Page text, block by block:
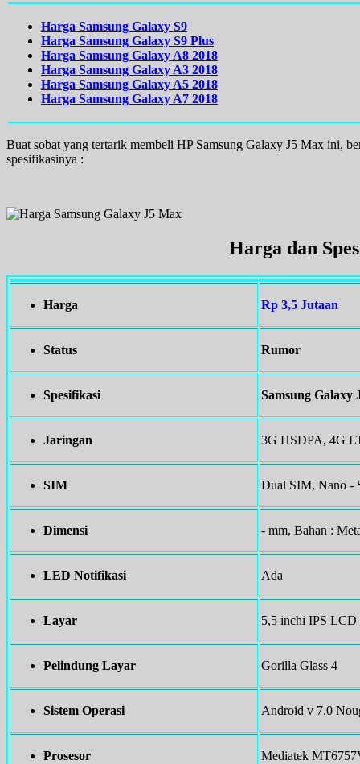
Harga Samsung Galaxy S9
Harga Samsung Galaxy S9 Plus
Harga Samsung Galaxy A8 2018
Harga Samsung Galaxy A3 2018
Harga Samsung Galaxy A5 2018
Harga Samsung Galaxy A7 2018
Buat sobat yang tertarik membeli HP Samsung Galaxy J5 Max ini,
spesifikasinya :
Harga dan
Harga Rp 3,5 Jutaan
Status Rumor
Spesifikasi Samsung Galaxy
Jaringan 3G HSDPA, 4G
SIM Dual SIM, Nano -
Dimensi - mm, Bahan :
LED Notifikasi Ada
Layar 5,5 inchi IPS LCD
Pelindung Layar Gorilla Glass 4
Sistem Operasi Android v 7.0
Prosesor Mediatek